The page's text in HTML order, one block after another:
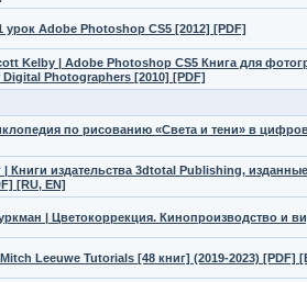
урок Adobe Photoshop CS5 [2012] [PDF]
Kelby | Adobe Photoshop CS5 Книга для
Photographers [2010] [PDF]
по рисованию «Света и тени» в
Книги издательства 3dtotal Publishing,
[RU, EN]
| Цветокоррекция. Кинопроизводство и
Leeuwe Tutorials [48 книг] (2019-2023) [PDF]